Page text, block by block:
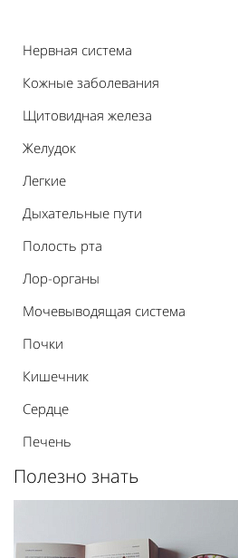
Нервная система
Кожные заболевания
Щитовидная железа
Желудок
Легкие
Дыхательные пути
Полость рта
Лор-органы
Мочевыводящая система
Почки
Кишечник
Сердце
Печень
Полезно знать